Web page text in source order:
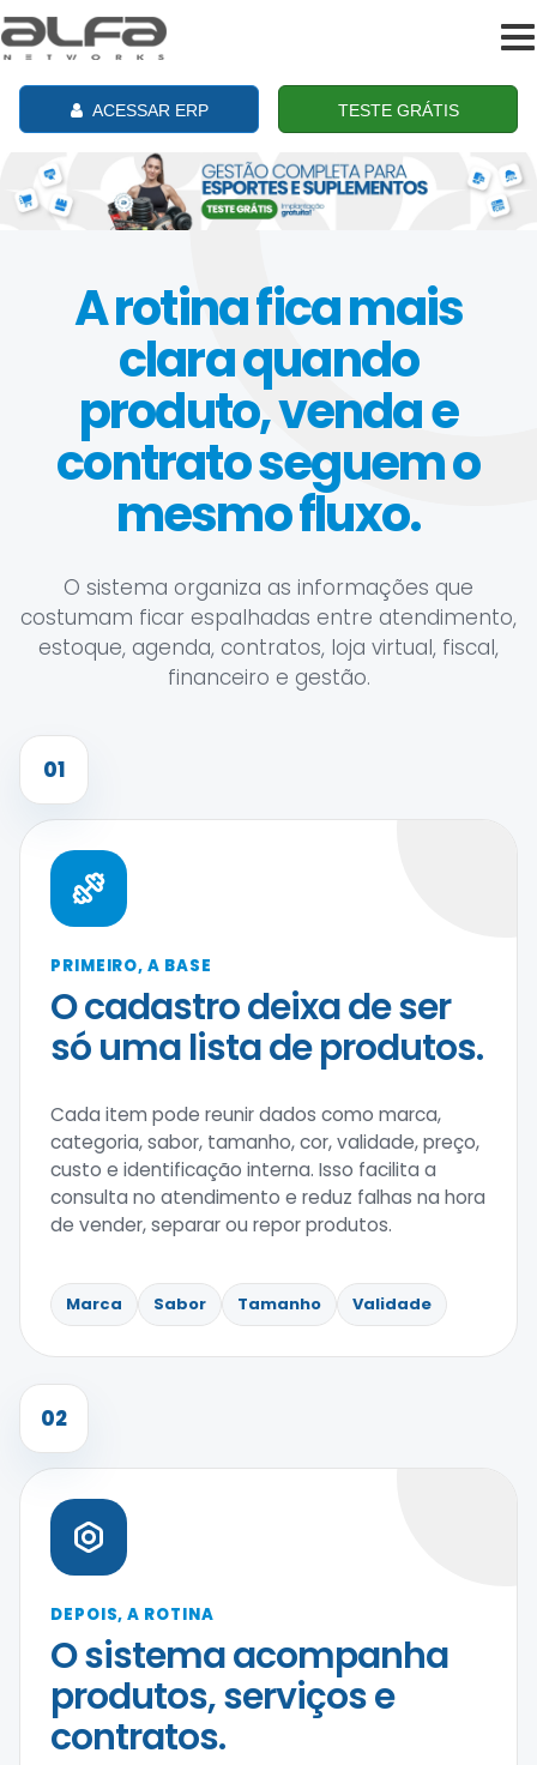
ACESSAR ERP TESTE GRÁTIS
A rotina fica mais
clara quando
produto, venda e
contrato seguem o
mesmo fluxo.
O sistema organiza as informações que
costumam ficar espalhadas entre atendimento,
estoque, agenda, contratos, loja virtual, fiscal,
financeiro e gestão.
01
PRIMEIRO, A BASE
O cadastro deixa de ser
só uma lista de produtos.
Cada item pode reunir dados como marca,
categoria, sabor, tamanho, cor, validade, preço,
custo e identificação interna. Isso facilita a
consulta no atendimento e reduz falhas na hora
de vender, separar ou repor produtos.
Marca Sabor Tamanho Validade
02
DEPOIS, A ROTINA
O sistema acompanha
produtos, serviços e
contratos.